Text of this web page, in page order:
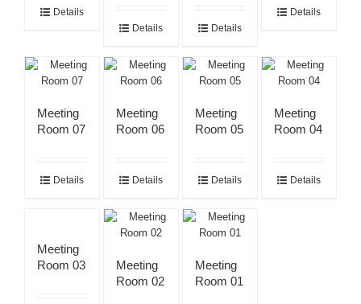
Details
Details Details
Details
Meeting
Room 07
Details
Meeting
Room 06
Details
Meeting
Room 05
Details
Meeting
Room 04
Details
Meeting
Room 03
Meeting
Room 02
Meeting
Room 01